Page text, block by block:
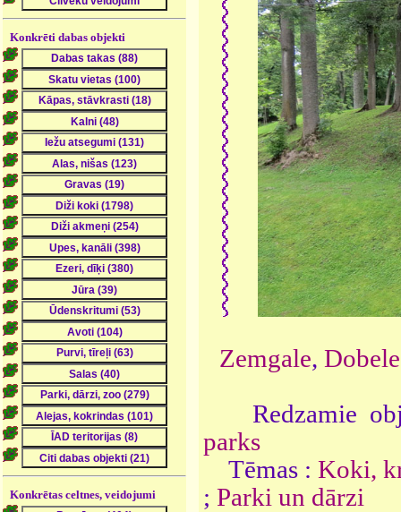
Konkrēti dabas objekti
Konkrētas celtnes, veidojumi
Zemgale,
Redzamie
parks
Tēmas :Koki,
; Parki un dārzi